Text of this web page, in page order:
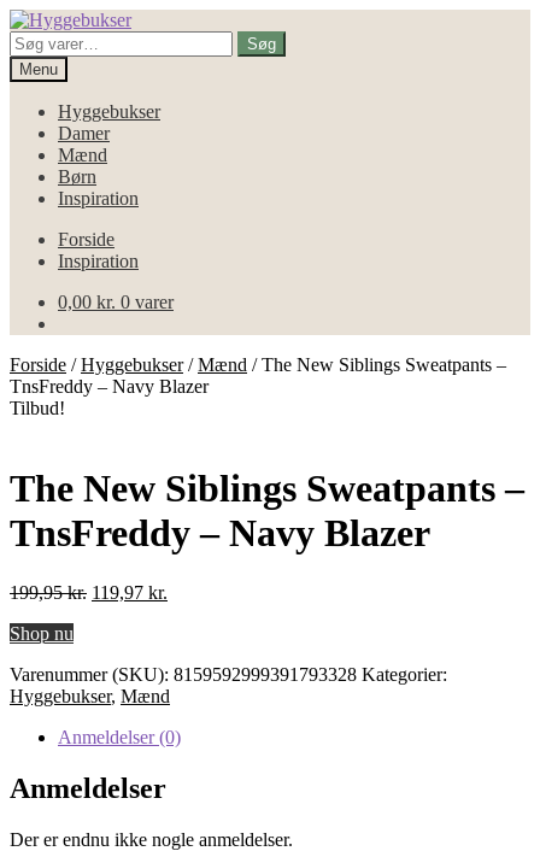
Spring
til
navigation
Spring
til
indhold
Søg
efter:
Søg
Menu
Hyggebukser
Damer
Mænd
Børn
Inspiration
Forside
Inspiration
0,00 kr. 0 varer
Forside /Hyggebukser/Mænd /The New Siblings Sweatpants –
TnsFreddy – Navy Blazer
Tilbud!
The New Siblings Sweatpants –
TnsFreddy – Navy Blazer
199,95kr. Den
199,95 kr..
119,97 kr.
119,97 kr..
Shop nu
Varenummer (SKU): 8159592999391793328 Kategorier:
Hyggebukser, Mænd
Anmeldelser (0)
Anmeldelser
Der er endnu ikke nogle anmeldelser.